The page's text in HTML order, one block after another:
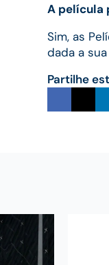
A película
Sim, as
dada a
Partilhe